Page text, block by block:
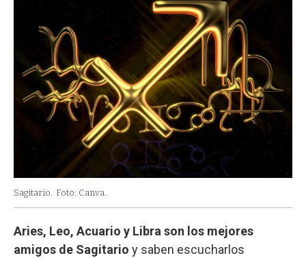
Sagitario. Foto: Canva.
Aries, Leo, Acuario y Libra son los mejores
amigos de Sagitario y saben escucharlos